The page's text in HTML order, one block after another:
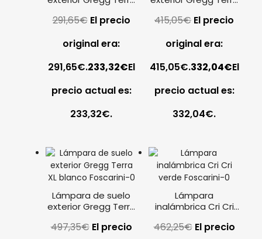
Foscarini
291,65€ El precio
original era:
291,65€.233,32€El
precio actual es:
233,32€.
Foscarini
415,05€ El precio
original era:
415,05€.332,04€El
precio actual es:
332,04€.
Lámpara de suelo
exterior Gregg Terra
497,35€ El precio
Lámpara
inalámbrica Cri Cri
462,25€ El precio